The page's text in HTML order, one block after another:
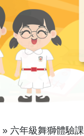
» 六年級舞獅體驗課